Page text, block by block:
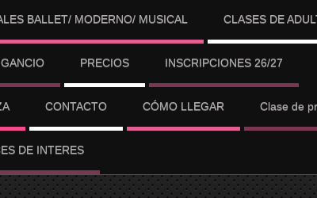
BALLET/ MODERNO/ MUSICAL CLASES DE
PRECIOS INSCRIPCIONES 26/27
CONTACTO CÓMO LLEGAR Clase de
DE INTERES